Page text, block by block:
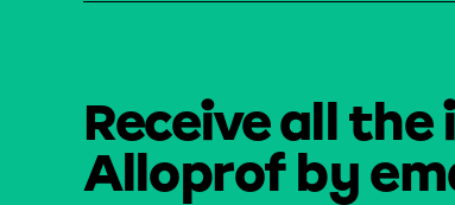
Receive all
Alloprof by